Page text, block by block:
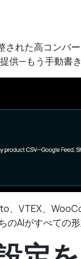
れた高コンバ
供—もう手動書
VTEX、
AIがすべての形